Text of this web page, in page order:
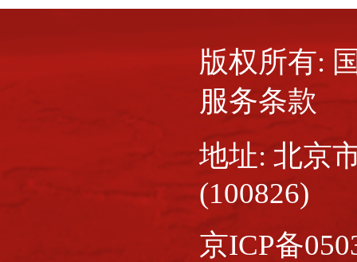
版权所有
服务条款
地址: 北京
(100826)
京ICP备